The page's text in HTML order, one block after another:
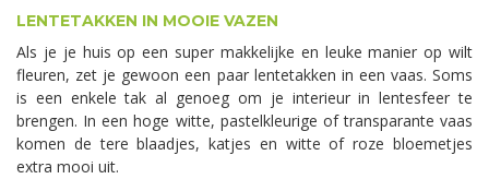
LENTETAKKEN IN MOOIE VAZEN
Als je je huis op een super makkelijke en leuke manier op wilt
fleuren, zet je gewoon een paar lentetakken in een vaas. Soms
is een enkele tak al genoeg om je interieur in lentesfeer te
brengen. In een hoge witte, pastelkleurige of transparante vaas
komen de tere blaadjes, katjes en witte of roze bloemetjes
extra mooi uit.